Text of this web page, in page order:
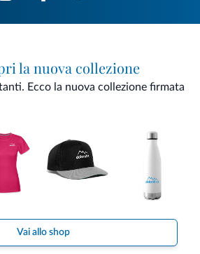
la nuova collezione
Ecco la nuova collezione firmata
Vai allo shop